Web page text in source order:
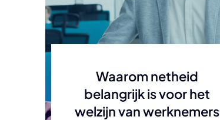
Waarom netheid
belangrijk is voor het
welzijn van werknemers